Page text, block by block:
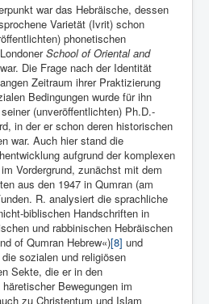
war das Hebräische, dessen
Varietät (Ivrit) schon
phonetischen
School of Oriental and
Die Frage nach der Identität
Zeitraum ihrer Praktizierung
Bedingungen wurde für ihn
(unveröffentlichten) Ph.D.-
in der er schon deren historischen
war. Auch hier stand die
aufgrund der komplexen
Vordergrund, zunächst mit dem
aus den 1947 in Qumran (am
R. analysiert die sprachliche
biblischen Handschriften in
und rabbinischen Hebräischen
of Qumran Hebrew«)[8] und
sozialen und religiösen
Sekte, die er in den
Bewegungen im
zu Christentum und Islam